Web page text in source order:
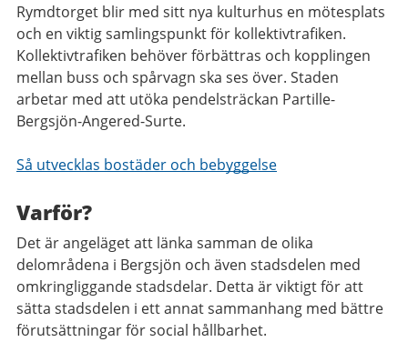
Rymdtorget blir med sitt nya kulturhus en mötesplats
och en viktig samlingspunkt för kollektivtrafiken.
Kollektivtrafiken behöver förbättras och kopplingen
mellan buss och spårvagn ska ses över. Staden
arbetar med att utöka pendelsträckan Partille-
Bergsjön-Angered-Surte.
Så utvecklas bostäder och bebyggelse
Varför?
Det är angeläget att länka samman de olika
delområdena i Bergsjön och även stadsdelen med
omkringliggande stadsdelar. Detta är viktigt för att
sätta stadsdelen i ett annat sammanhang med bättre
förutsättningar för social hållbarhet.